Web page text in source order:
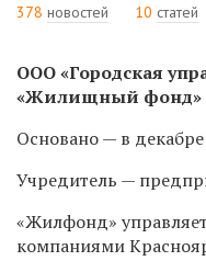
378 новостей 10 статей
ООО «Городская
«Жилищный фонд»
Основано — в
Учредитель —
«Жилфонд»
компаниями